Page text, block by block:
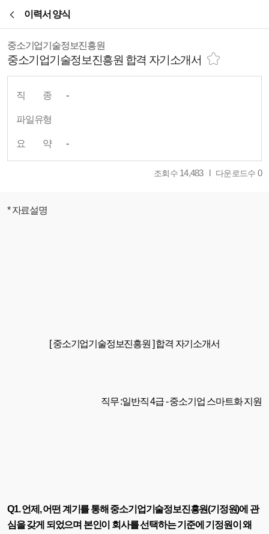
이력서 양식
중소기업기술정보진흥원
중소기업기술정보진흥원 합격 자기소개서
직 종 -
파일유형
요 약 -
조회수 14,483 다운로드수 0
* 자료설명
[ 중소기업기술정보진흥원 ] 합격 자기소개서
직무 :일반직 4급 - 중소기업 스마트화 지원
Q1. 언제, 어떤 계기를 통해 중소기업기술정보진흥원(기정원)에 관
심을 갖게 되었으며 본인이 회사를 선택하는 기준에 기정원이 왜